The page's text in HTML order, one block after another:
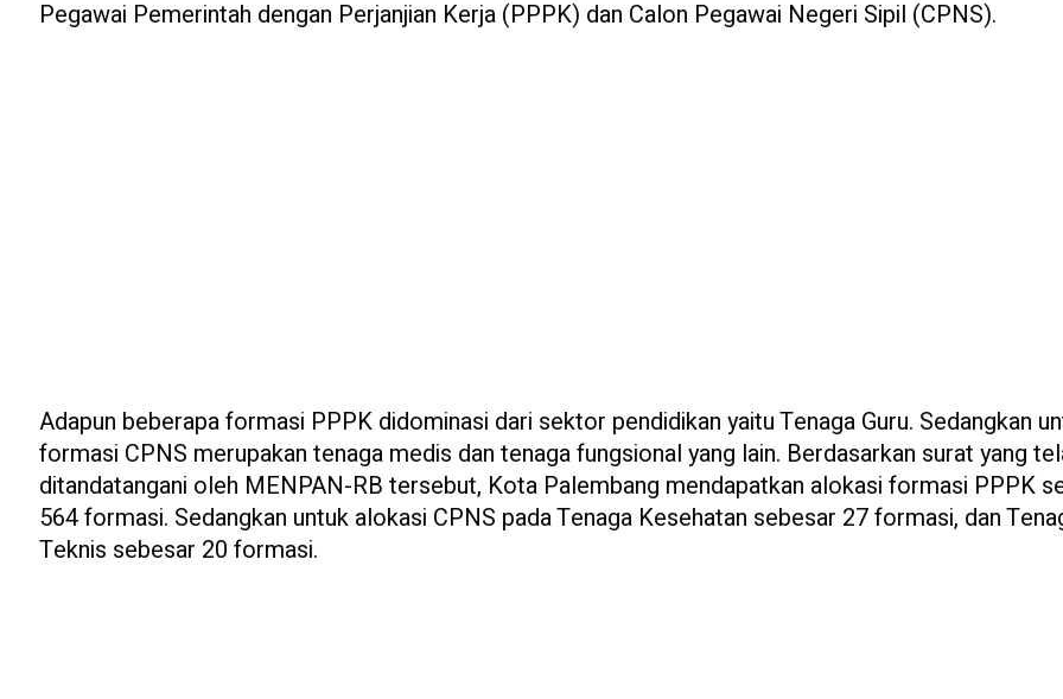
Pegawai Pemerintah dengan Perjanjian Kerja (PPPK) dan Calon Pegawai Negeri Sipil (CPNS).
Adapun beberapa formasi PPPK didominasi dari sektor pendidikan yaitu Tenaga Guru. Sedangkan
formasi CPNS merupakan tenaga medis dan tenaga fungsional yang lain. Berdasarkan surat yang
ditandatangani oleh MENPAN-RB tersebut, Kota Palembang mendapatkan alokasi formasi PPPK
564 formasi. Sedangkan untuk alokasi CPNS pada Tenaga Kesehatan sebesar 27 formasi, dan
Teknis sebesar 20 formasi.